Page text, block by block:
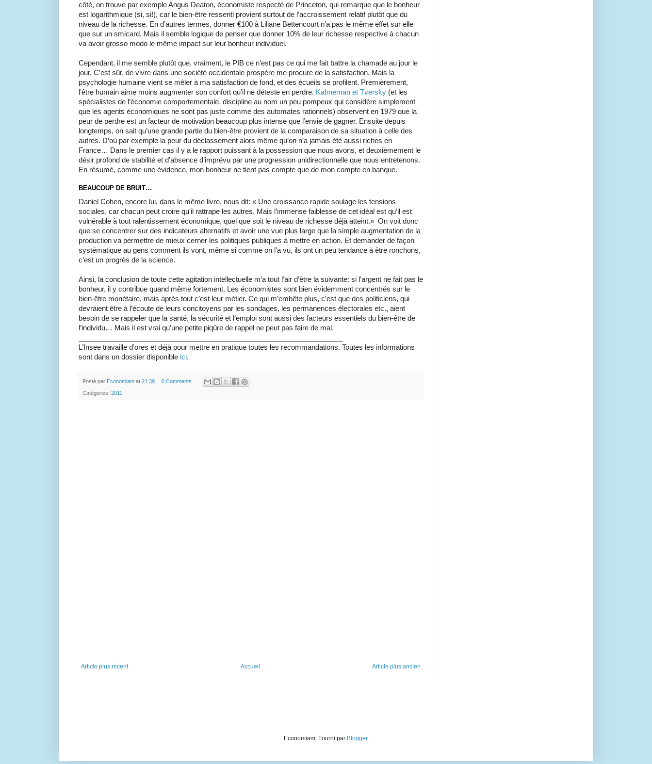
côté, on trouve par exemple Angus Deaton, économiste respecté de Princeton, qui remarque que le bonheur
est logarithmique (si, si!), car le bien-être ressenti provient surtout de l’accroissement relatif plutôt que du
niveau de la richesse. En d’autres termes, donner €100 à Liliane Bettencourt n’a pas le même effet sur elle
que sur un smicard. Mais il semble logique de penser que donner 10% de leur richesse respective à chacun
va avoir grosso modo le même impact sur leur bonheur individuel.
Cependant, il me semble plutôt que, vraiment, le PIB ce n’est pas ce qui me fait battre la chamade au jour le
jour. C’est sûr, de vivre dans une société occidentale prospère me procure de la satisfaction. Mais la
psychologie humaine vient se mêler à ma satisfaction de fond, et des écueils se profilent. Premièrement,
l’être humain aime moins augmenter son confort qu’il ne déteste en perdre. Kahneman et Tversky (et les
spécialistes de l’économie comportementale, discipline au nom un peu pompeux qui considère simplement
que les agents économiques ne sont pas juste comme des automates rationnels) observent en 1979 que la
peur de perdre est un facteur de motivation beaucoup plus intense que l’envie de gagner. Ensuite depuis
longtemps, on sait qu’une grande partie du bien-être provient de la comparaison de sa situation à celle des
autres. D’où par exemple la peur du déclassement alors même qu’on n’a jamais été aussi riches en
France… Dans le premier cas il y a le rapport puissant à la possession que nous avons, et deuxièmement le
désir profond de stabilité et d’absence d’imprévu par une progression unidirectionnelle que nous entretenons.
En résumé, comme une évidence, mon bonheur ne tient pas compte que de mon compte en banque.
BEAUCOUP DE BRUIT…
Daniel Cohen, encore lui, dans le même livre, nous dit: « Une croissance rapide soulage les tensions
sociales, car chacun peut croire qu’il rattrape les autres. Mais l’immense faiblesse de cet idéal est qu’il est
vulnérable à tout ralentissement économique, quel que soit le niveau de richesse déjà atteint.» On voit donc
que se concentrer sur des indicateurs alternatifs et avoir une vue plus large que la simple augmentation de la
production va permettre de mieux cerner les politiques publiques à mettre en action. Et demander de façon
systématique au gens comment ils vont, même si comme on l’a vu, ils ont un peu tendance à être ronchons,
c’est un progrès de la science.
Ainsi, la conclusion de toute cette agitation intellectuelle m’a tout l’air d’être la suivante: si l’argent ne fait pas le
bonheur, il y contribue quand même fortement. Les économistes sont bien évidemment concentrés sur le
bien-être monétaire, mais après tout c’est leur métier. Ce qui m’embête plus, c’est que des politiciens, qui
devraient être à l’écoute de leurs concitoyens par les sondages, les permanences électorales etc., aient
besoin de se rappeler que la santé, la sécurité et l’emploi sont aussi des facteurs essentiels du bien-être de
l’individu… Mais il est vrai qu’une petite piqûre de rappel ne peut pas faire de mal.
L’Insee travaille d’ores et déjà pour mettre en pratique toutes les recommandations. Toutes les informations
sont dans un dossier disponible ici.
Posté par Economiam at 21:39 0 Comments
Catégories: 2011
Article plus récent Article plus ancien
Accueil
Economiam. Fourni par Blogger.